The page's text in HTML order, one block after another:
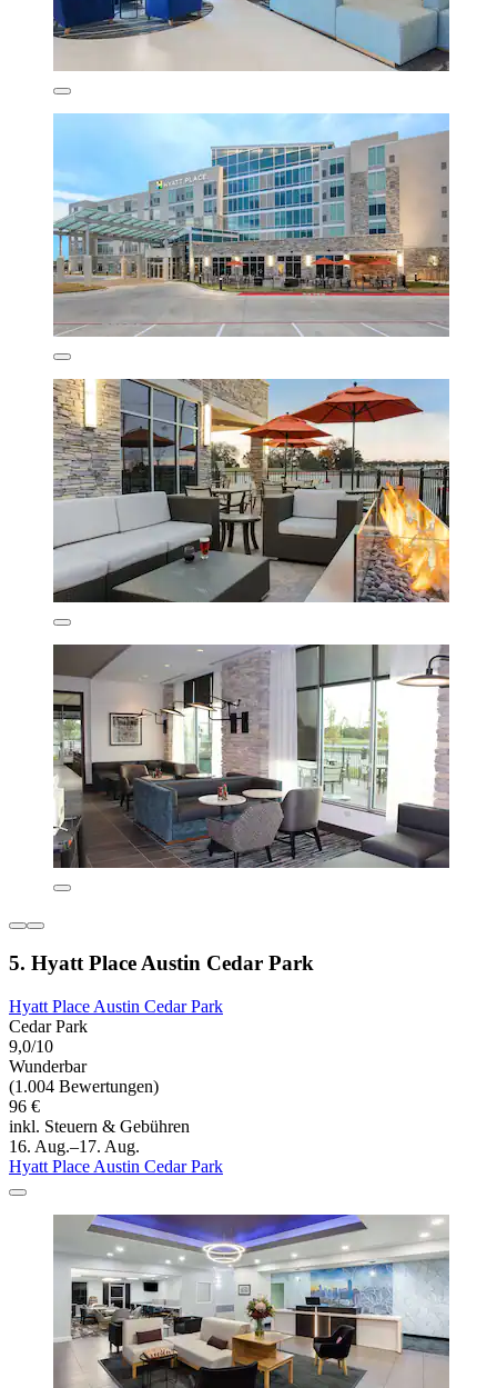
5. Hyatt Place Austin Cedar Park
Hyatt Place Austin Cedar Park
Cedar Park
9,0/10
Wunderbar
(1.004 Bewertungen)
96 €
inkl. Steuern & Gebühren
16. Aug.–17. Aug.
Hyatt Place Austin Cedar Park